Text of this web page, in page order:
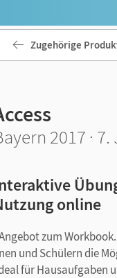
Zugehörige
2017 ·
online
zum
und Schülern die
für Hausaufgaben